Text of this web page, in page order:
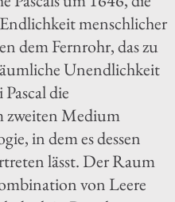
menschlicher
dem Fernrohr, das zu
Unendlichkeit
die
zweiten Medium
in dem es dessen
lässt. Der Raum
von Leere